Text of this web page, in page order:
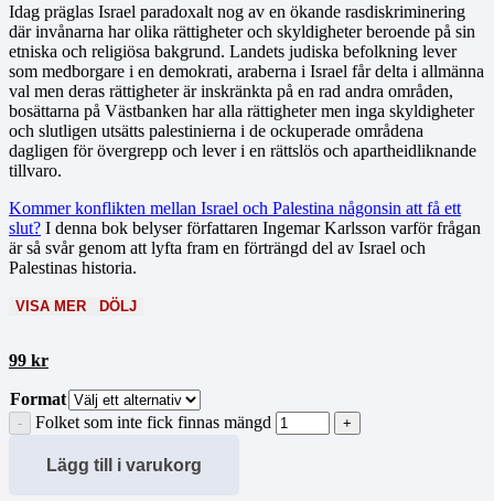
Idag präglas Israel paradoxalt nog av en ökande rasdiskriminering
där invånarna har olika rättigheter och skyldigheter beroende på sin
etniska och religiösa bakgrund. Landets judiska befolkning lever
som medborgare i en demokrati, araberna i Israel får delta i allmänna
val men deras rättigheter är inskränkta på en rad andra områden,
bosättarna på Västbanken har alla rättigheter men inga skyldigheter
och slutligen utsätts palestinierna i de ockuperade områdena
dagligen för övergrepp och lever i en rättslös och apartheidliknande
tillvaro.
Kommer konflikten mellan Israel och Palestina någonsin att få ett
slut? I denna bok belyser författaren Ingemar Karlsson varför frågan
är så svår genom att lyfta fram en förträngd del av Israel och
Palestinas historia.
VISA MER DÖLJ
99 kr
Format
Folket som inte fick finnas mängd
Lägg till i varukorg